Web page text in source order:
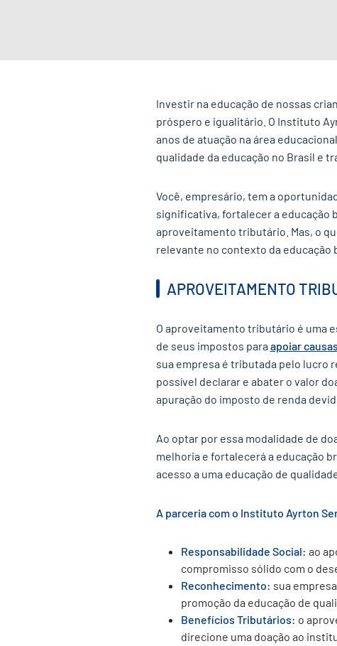
Investir na educação de nossas
próspero e igualitário. O Instituto
anos de atuação na área
qualidade da educação no Brasil e
Você, empresário, tem a
significativa, fortalecer a educação
aproveitamento tributário. Mas, o
relevante no contexto da educação
APROVEITAMENTO
O aproveitamento tributário é uma
de seus impostos para apoiar
sua empresa é tributada pelo lucro
possível declarar e abater o valor
apuração do imposto de renda
Ao optar por essa modalidade de
melhoria e fortalecerá a educação
acesso a uma educação de
A parceria com o Instituto Ayrton
Responsabilidade Social: ao
compromisso sólido com o
Reconhecimento: sua
promoção da educação de
Benefícios Tributários: o
direcione uma doação ao